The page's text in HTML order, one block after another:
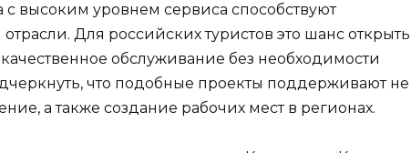
высоким уровнем сервиса способствуют
Для российских туристов это шанс открыть
обслуживание без необходимости
что подобные проекты поддерживают не
а также создание рабочих мест в регионах.